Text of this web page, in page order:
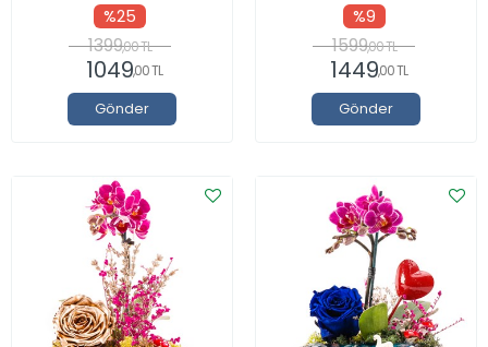
%25
1399,00 TL
1049,00 TL
Gönder
%9
1599,00 TL
1449,00 TL
Gönder